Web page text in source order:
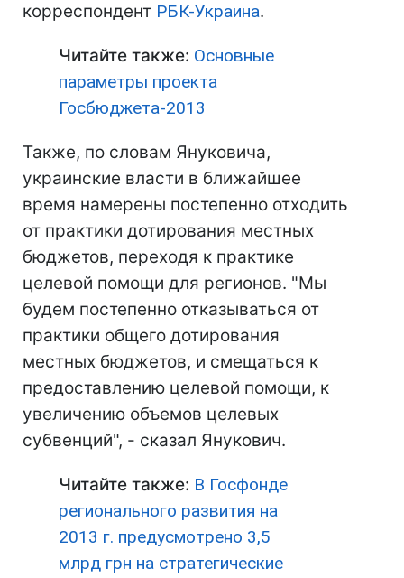
корреспондент РБК-Украина.
Читайте также: Основные
параметры проекта
Госбюджета-2013
Также, по словам Януковича,
украинские власти в ближайшее
время намерены постепенно отходить
от практики дотирования местных
бюджетов, переходя к практике
целевой помощи для регионов. "Мы
будем постепенно отказываться от
практики общего дотирования
местных бюджетов, и смещаться к
предоставлению целевой помощи, к
увеличению объемов целевых
субвенций", - сказал Янукович.
Читайте также: В Госфонде
регионального развития на
2013 г. предусмотрено 3,5
млрд грн на стратегические